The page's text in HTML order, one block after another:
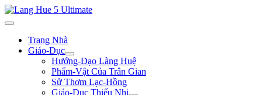
Trang Nhà
Giáo-Dục
Hướng-Đạo Làng Huệ
Phẩm-Vật Của Trân Gian
Sử Thơm Lạc-Hồng
Giáo-Dục Thiếu Nhi